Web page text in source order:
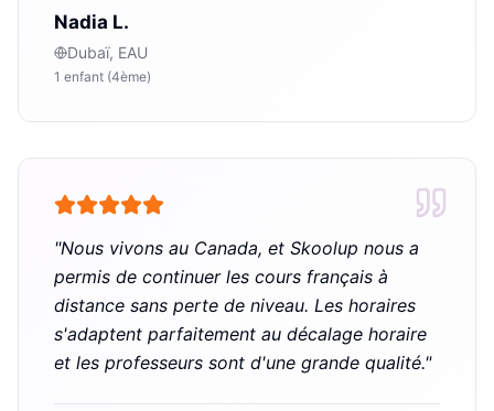
Nadia L.
Dubaï, EAU
1 enfant (4ème)
"Nous vivons au Canada, et Skoolup nous a
permis de continuer les cours français à
distance sans perte de niveau. Les horaires
s'adaptent parfaitement au décalage horaire
et les professeurs sont d'une grande qualité."